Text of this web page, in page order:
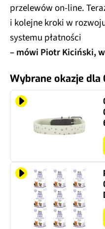
przelewów on-line.
i kolejne kroki w
systemu płatności
– mówi Piotr Kiciński,
Wybrane okazje dla